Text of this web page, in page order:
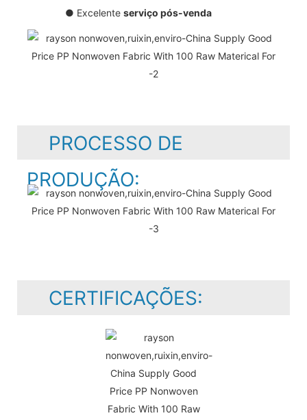
● Excelente serviço pós-venda
PROCESSO DE
PRODUÇÃO:
CERTIFICAÇÕES: